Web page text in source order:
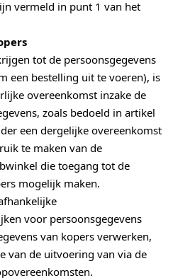
vermeld in punt 1 van het
tot de persoonsgegevens
een bestelling uit te voeren), is
overeenkomst inzake de
zoals bedoeld in artikel
een dergelijke overeenkomst
te maken van de
die toegang tot de
mogelijk maken.
voor persoonsgegevens
van kopers verwerken,
van de uitvoering van via de